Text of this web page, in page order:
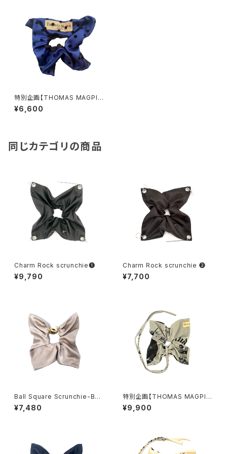
特別企画【THOMAS MAGPIE
×YHAN. 】Square Shushu-N
AVY
¥6,600
同じカテゴリの商品
Charm Rock scrunchie❶
¥9,790
Charm Rock scrunchie ❷
¥7,700
Ball Square Scrunchie-BEI
GE
¥7,480
特別企画【THOMAS MAGPIE
×YHAN. 】T-magpie British
Print square scrunchie-GR
¥9,900